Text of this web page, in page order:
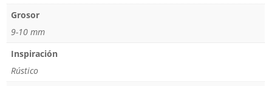
Grosor
9-10 mm
Inspiración
Rústico